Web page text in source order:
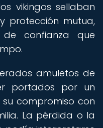
vikingos sellaban
protección mutua,
de confianza que
amuletos de
portados por un
compromiso con
La pérdida o la